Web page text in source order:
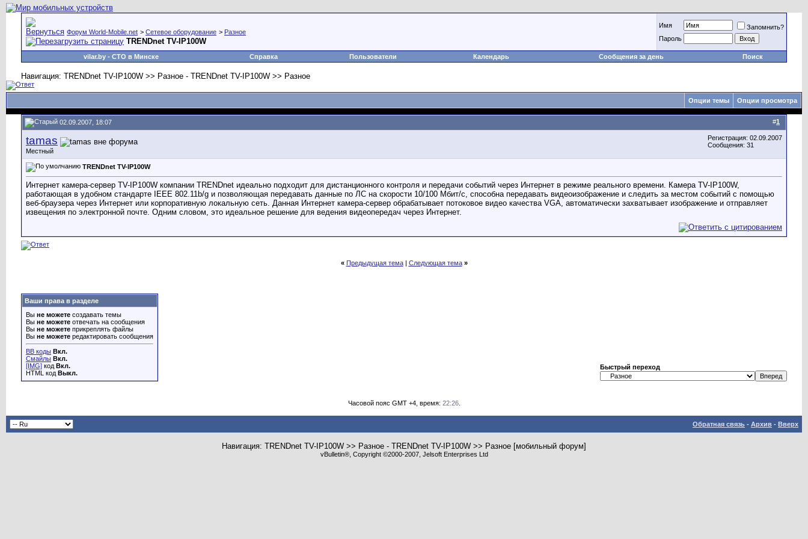
Форум World-Mobile.net > Сетевое оборудование > Разное
TRENDnet TV-IP100W
Имя
Запомнить?
Пароль
vilar.by - СТО в Минске Справка Пользователи Календарь Сообщения за день Поиск
Навигация: TRENDnet TV-IP100W >> Разное - TRENDnet TV-IP100W >> Разное
Опции темы Опции просмотра
#1
02.09.2007, 18:07
tamas
Местный
Регистрация: 02.09.2007
Сообщения: 31
TRENDnet TV-IP100W
Интернет камера-сервер TV-IP100W компании TRENDnet идеально подходит для дистанционного контроля и передачи событий через Интернет в режиме реального времени. Камера TV-IP100W,
работающая в удобном стандарте IEEE 802.11b/g и позволяющая передавать данные по ЛС на скорости 10/100 Мбит/с, способна передавать видеоизображение и следить за местом событий с помощью
веб-браузера через Интернет или корпоративную локальную сеть. Данная Интернет камера-сервер обрабатывает потоковое видео качества VGA, автоматически захватывает изображение и отправляет
извещения по электронной почте. Одним словом, это идеальное решение для ведения видеопередач через Интернет.
« Предыдущая тема| Следующая тема »
Ваши права в разделе
Вы не можете создавать темы
Вы не можете отвечать на сообщения
Вы не можете прикреплять файлы
Вы не можете редактировать сообщения
BB коды Вкл.
Смайлы Вкл.
[IMG] код Вкл.
HTML код Выкл.
Быстрый переход
Часовой пояс GMT +4, время: 22:26.
Обратная связь - Архив - Вверх
Навигация: TRENDnet TV-IP100W >> Разное - TRENDnet TV-IP100W >> Разное [мобильный форум]
vBulletin®, Copyright ©2000-2007, Jelsoft Enterprises Ltd